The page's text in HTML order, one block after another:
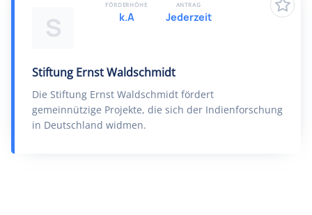
S
Stiftung Ernst Waldschmidt
Die Stiftung Ernst Waldschmidt fördert
gemeinnützige Projekte, die sich der Indienforschung
in Deutschland widmen.
FÖRDERHÖHE
k.A
ANTRAG
Jederzeit